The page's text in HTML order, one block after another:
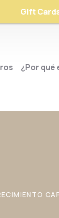
¿Por qué
Gift Cards